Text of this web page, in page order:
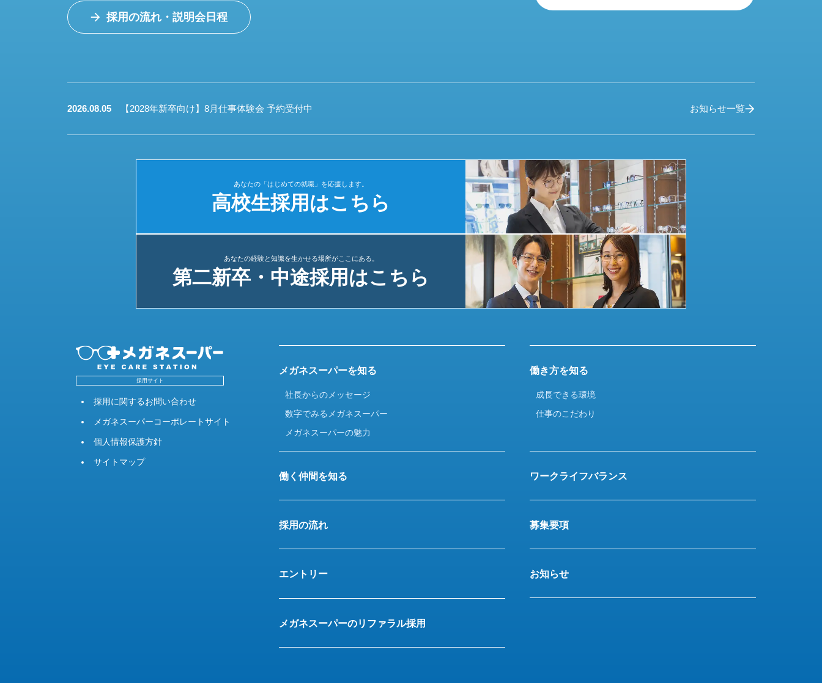
採用の流れ・説明会日程
2026.08.05 【2028年新卒向け】8月仕事体験会 予約受付中 お知らせ一覧
あなたの「はじめての就職」を応援します。
高校生採用はこちら
あなたの経験と知識を生かせる場所がここにある。
第二新卒・中途採用はこちら
採用サイト
採用に関するお問い合わせ
メガネスーパーコーポレートサイト
個人情報保護方針
サイトマップ
メガネスーパーを知る
社長からのメッセージ
数字でみるメガネスーパー
メガネスーパーの魅力
働き方を知る
成長できる環境
仕事のこだわり
働く仲間を知る ワークライフバランス
採用の流れ 募集要項
エントリー お知らせ
メガネスーパーのリファラル採用